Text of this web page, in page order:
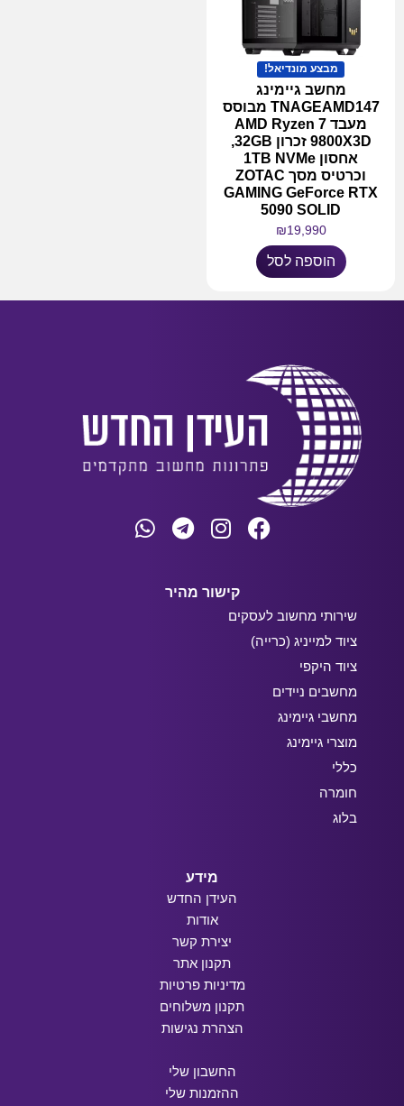
מבצע מונדיאל!
מחשב גיימינג
TNAGEAMD147 מבוסס
מעבד AMD Ryzen 7
9800X3D זכרון 32GB,
אחסון 1TB NVMe
וכרטיס מסך ZOTAC
GAMING GeForce RTX
5090 SOLID
₪19,990
הוספה לסל
קישור מהיר
שירותי מחשוב לעסקים
ציוד למייניג (כרייה)
ציוד היקפי
מחשבים ניידים
מחשבי גיימינג
מוצרי גיימינג
כללי
חומרה
בלוג
מידע
העידן החדש
אודות
יצירת קשר
תקנון אתר
מדיניות פרטיות
תקנון משלוחים
הצהרת נגישות
החשבון שלי
ההזמנות שלי